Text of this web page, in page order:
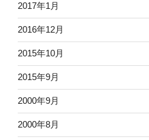
2017年1月
2016年12月
2015年10月
2015年9月
2000年9月
2000年8月